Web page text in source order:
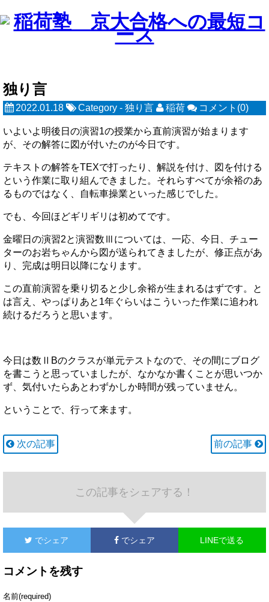
独り言
2022.01.18 Category - 独り言 稲荷 コメント(0)
いよいよ明後日の演習1の授業から直前演習が始まります
が、その解答に図が付いたのが今日です。
テキストの解答をTEXで打ったり、解説を付け、図を付ける
という作業に取り組んできました。それらすべてが余裕のあ
るものではなく、自転車操業といった感じでした。
でも、今回ほどギリギリは初めてです。
金曜日の演習2と演習数Ⅲについては、一応、今日、チュー
ターのお岩ちゃんから図が送られてきましたが、修正点があ
り、完成は明日以降になります。
この直前演習を乗り切ると少し余裕が生まれるはずです。と
は言え、やっぱりあと1年ぐらいはこういった作業に追われ
続けるだろうと思います。
今日は数ⅡBのクラスが単元テストなので、その間にブログ
を書こうと思っていましたが、なかなか書くことが思いつか
ず、気付いたらあとわずかしか時間が残っていません。
ということで、行って来ます。
次の記事 前の記事
この記事をシェアする！
でシェア でシェア LINEで送る
コメントを残す
名前(required)